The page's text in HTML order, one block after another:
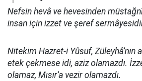
Nefsin hevâ ve hevesinden
insan için izzet ve şeref
Nitekim Hazret-i Yûsuf, Züleyhâ’nın
etek çekmese idi, aziz olamazdı.
olamaz, Mısır’a vezir olamazdı.